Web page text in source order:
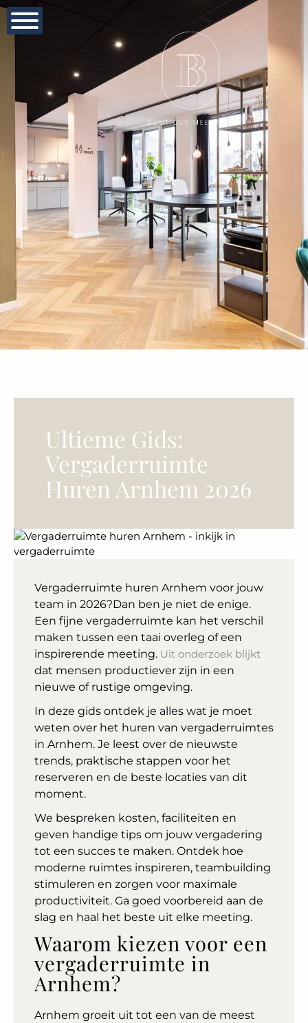
Ultieme Gids:
Vergaderruimte
Huren Arnhem 2026
Vergaderruimte huren Arnhem voor jouw
team in 2026?Dan ben je niet de enige.
Een fijne vergaderruimte kan het verschil
maken tussen een taai overleg of een
inspirerende meeting. Uit onderzoek blijkt
dat mensen productiever zijn in een
nieuwe of rustige omgeving.
In deze gids ontdek je alles wat je moet
weten over het huren van vergaderruimtes
in Arnhem. Je leest over de nieuwste
trends, praktische stappen voor het
reserveren en de beste locaties van dit
moment.
We bespreken kosten, faciliteiten en
geven handige tips om jouw vergadering
tot een succes te maken. Ontdek hoe
moderne ruimtes inspireren, teambuilding
stimuleren en zorgen voor maximale
productiviteit. Ga goed voorbereid aan de
slag en haal het beste uit elke meeting.
Waarom kiezen voor een
vergaderruimte in
Arnhem?
Arnhem groeit uit tot een van de meest